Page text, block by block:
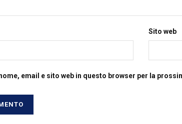
Sito web
email e sito web in questo browser per la